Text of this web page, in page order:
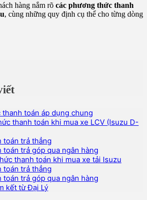
hàng nắm rõ các phương thức thanh
, cùng những quy định cụ thể cho từng dòng
thanh toán áp dụng chung
thanh toán khi mua xe LCV (Isuzu D-
toán trả thẳng
toán trả góp qua ngân hàng
thanh toán khi mua xe tải Isuzu
toán trả thẳng
toán trả góp qua ngân hàng
kết từ Đại Lý